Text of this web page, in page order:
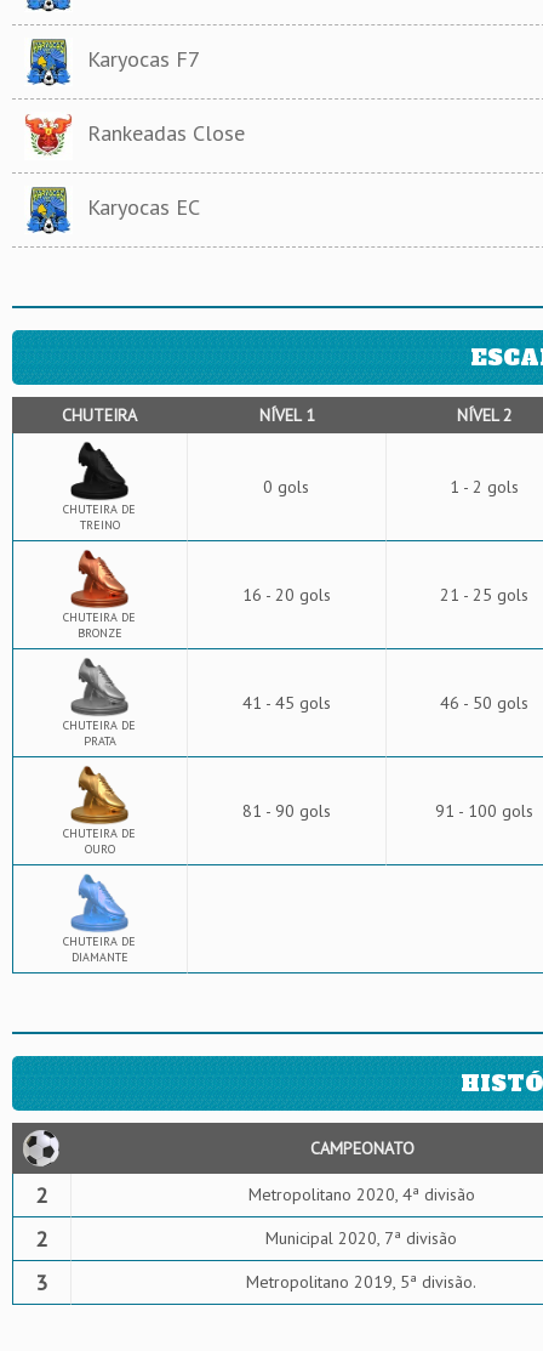
Karyocas F7
Rankeadas Close
Karyocas EC
CHUTEIRA NÍVEL 1 NÍVEL 2
CHUTEIRA DE
TREINO
0 gols 1 - 2 gols
CHUTEIRA DE
BRONZE
16 - 20 gols 21 - 25 gols
CHUTEIRA DE
PRATA
41 - 45 gols 46 - 50 gols
CHUTEIRA DE
OURO
81 - 90 gols 91 - 100 gols
CHUTEIRA DE
DIAMANTE
CAMPEONATO
2 Metropolitano 2020, 4ª divisão
2 Municipal 2020, 7ª divisão
3 Metropolitano 2019, 5ª divisão.